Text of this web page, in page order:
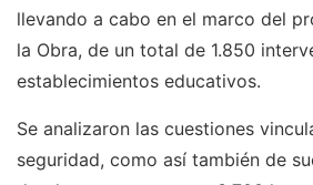
llevando a cabo en el marco del
la Obra, de un total de 1.850
establecimientos educativos.
Se analizaron las cuestiones
seguridad, como así también de